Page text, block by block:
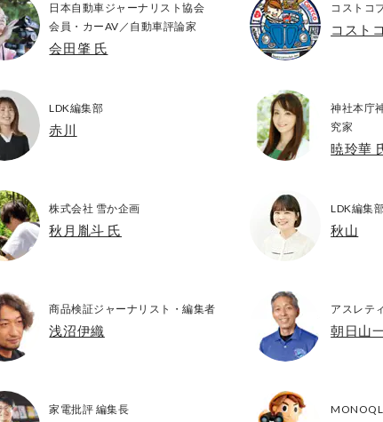
日本自動車ジャーナリスト協会
会員・カーAV／自動車評論家
会田肇 氏
コストコ
コスト
LDK編集部
赤川
神社本庁
究家
暁玲華
株式会社 雪か企画
秋月胤斗 氏
LDK編集
秋山
商品検証ジャーナリスト・編集者
浅沼伊織
アスレテ
朝日山
家電批評 編集長